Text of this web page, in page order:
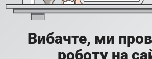
Вибачте, ми
роботу на